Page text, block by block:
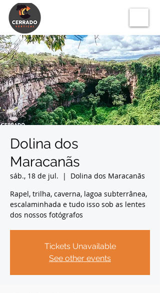
Dolina dos
Maracanãs
sáb., 18 de jul.
  |
Dolina dos Maracanãs
Rapel, trilha, caverna, lagoa subterrânea,
escalaminhada e tudo isso sob as lentes
dos nossos fotógrafos
Tickets Unavailable
See other events